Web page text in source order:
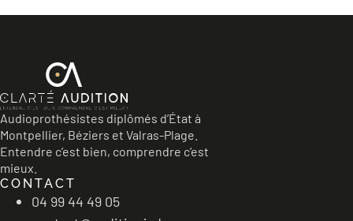
Audioprothésistes diplômés d’État à
Montpellier, Béziers et Valras-Plage.
Entendre c’est bien, comprendre c’est
mieux.
CONTACT
04 99 44 49 05